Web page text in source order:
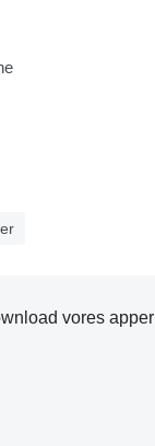
vores apper